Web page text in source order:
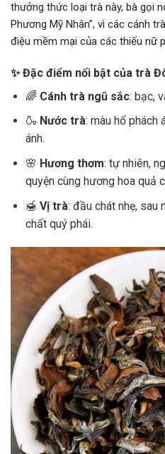
thưởng thức loại trà này, bà gọi
Phương Mỹ Nhân”, vì các cánh
điệu mềm mại của các thiếu nữ
✨ Đặc điểm nổi bật của trà
🌈 Cánh trà ngũ sắc: bạc,
🍶 Nước trà: màu hổ phách
ánh.
🌸 Hương thơm: tự nhiên,
quyện cùng hương hoa quả
🍯 Vị trà: đầu chát nhẹ,
chất quý phái.